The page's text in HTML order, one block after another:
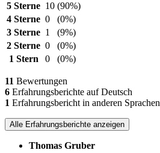
5 Sterne 10 (90%)
4 Sterne 0
(0%)
3 Sterne 1
(9%)
2 Sterne 0
(0%)
1 Stern
0 (0%)
11 Bewertungen
6 Erfahrungsberichte auf Deutsch
1 Erfahrungsbericht in anderen Sprachen
Alle Erfahrungsberichte anzeigen
Thomas Gruber